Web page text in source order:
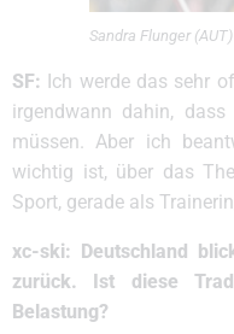
Sandra Flunger
SF: Ich werde das sehr
irgendwann dahin,
müssen. Aber ich
wichtig ist, über das
Sport, gerade als
xc-ski: Deutschland
zurück. Ist diese
Belastung?